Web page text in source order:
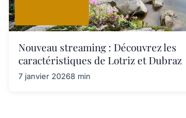
Nouveau streaming : Découvrez les
caractéristiques de Lotriz et Dubraz
7 janvier 20268 min